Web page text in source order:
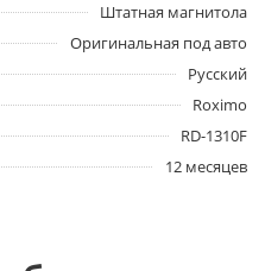
Штатная магнитола
Оригинальная под авто
Русский
Roximo
RD-1310F
12 месяцев